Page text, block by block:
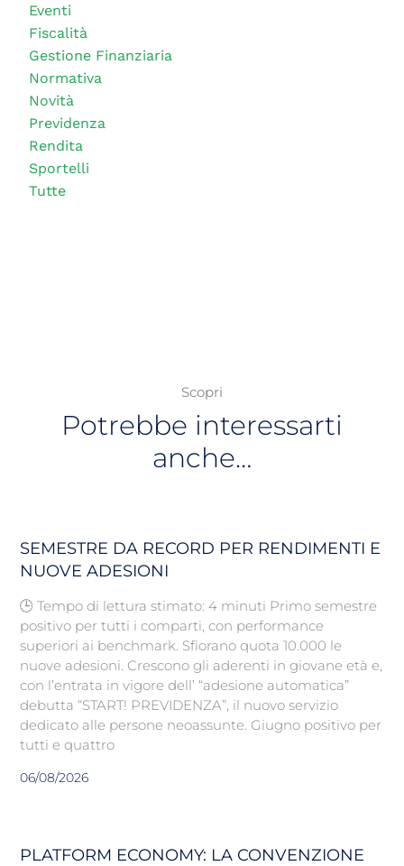
Eventi
Fiscalità
Gestione Finanziaria
Normativa
Novità
Previdenza
Rendita
Sportelli
Tutte
Scopri
Potrebbe interessarti
anche…
SEMESTRE DA RECORD PER RENDIMENTI E
NUOVE ADESIONI
🕒 Tempo di lettura stimato: 4 minuti Primo semestre
positivo per tutti i comparti, con performance
superiori ai benchmark. Sfiorano quota 10.000 le
nuove adesioni. Crescono gli aderenti in giovane età e,
con l’entrata in vigore dell’ “adesione automatica”
debutta “START! PREVIDENZA”, il nuovo servizio
dedicato alle persone neoassunte. Giugno positivo per
tutti e quattro
06/08/2026
PLATFORM ECONOMY: LA CONVENZIONE